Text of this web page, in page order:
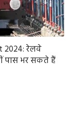
2024: रेलवे
पास भर सकते हैं